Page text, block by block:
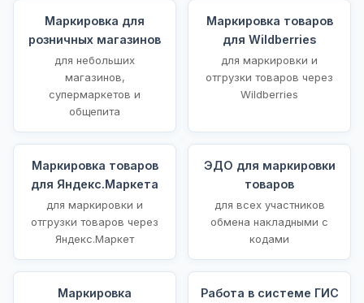
Маркировка для
розничных магазинов
для небольших
магазинов,
супермаркетов и
общепита
Маркировка товаров
для Wildberries
для маркировки и
отгрузки товаров через
Wildberries
Маркировка товаров
для Яндекс.Маркета
для маркировки и
отгрузки товаров через
Яндекс.Маркет
ЭДО для маркировки
товаров
для всех участников
обмена накладными с
кодами
Маркировка
Работа в системе ГИС